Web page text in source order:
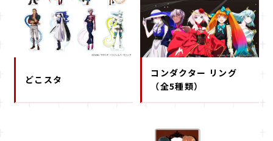
どこスタ
コンダクター リング
（全5種類）